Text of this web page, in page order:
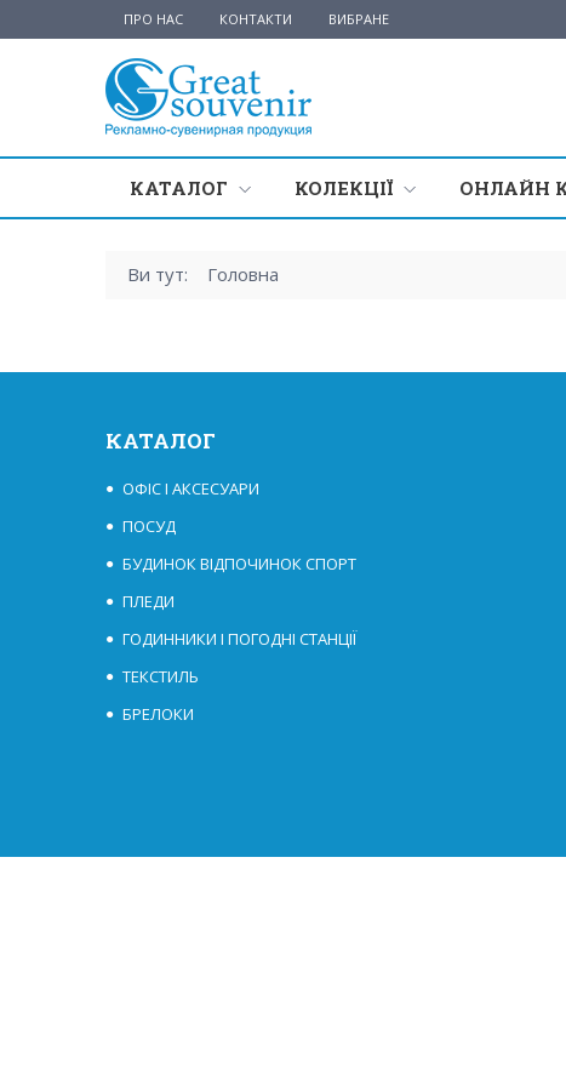
ПРО НАС КОНТАКТИ ВИБРАНЕ
КАТАЛОГ КОЛЕКЦІЇ ОНЛАЙН
Ви тут: Головна
КАТАЛОГ
ОФІС І АКСЕСУАРИ
ПОСУД
БУДИНОК ВІДПОЧИНОК СПОРТ
ПЛЕДИ
ГОДИННИКИ І ПОГОДНІ СТАНЦІЇ
ТЕКСТИЛЬ
БРЕЛОКИ